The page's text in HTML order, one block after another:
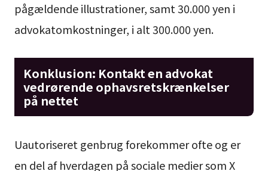
pågældende illustrationer, samt 30.000 yen i
advokatomkostninger, i alt 300.000 yen.
Konklusion: Kontakt en advokat
vedrørende ophavsretskrænkelser
på nettet
Uautoriseret genbrug forekommer ofte og er
en del af hverdagen på sociale medier som X